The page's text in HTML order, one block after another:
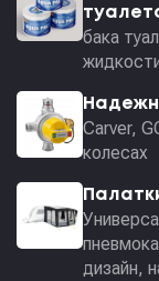
бака
Carver,
колесах
дизайн,